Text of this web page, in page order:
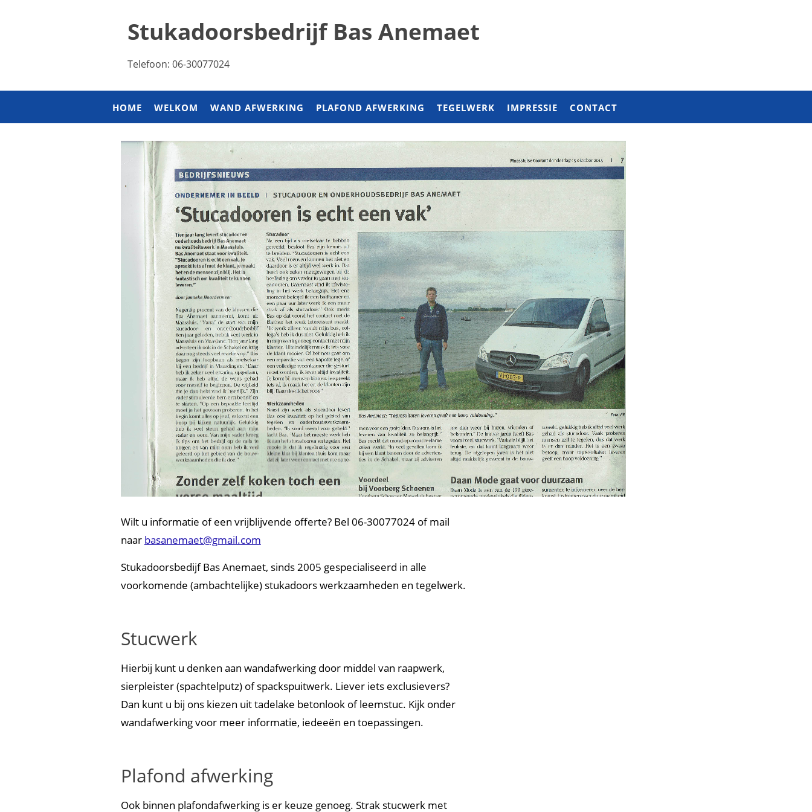
Stukadoorsbedrijf Bas Anemaet
Telefoon: 06-30077024
HOME WELKOM WAND AFWERKING PLAFOND AFWERKING TEGELWERK IMPRESSIE CONTACT
Wilt u informatie of een vrijblijvende offerte? Bel 06-30077024 of mail
naar basanemaet@gmail.com
Stukadoorsbedijf Bas Anemaet, sinds 2005 gespecialiseerd in alle
voorkomende (ambachtelijke) stukadoors werkzaamheden en tegelwerk.
Stucwerk
Hierbij kunt u denken aan wandafwerking door middel van raapwerk,
sierpleister (spachtelputz) of spackspuitwerk. Liever iets exclusievers?
Dan kunt u bij ons kiezen uit tadelake betonlook of leemstuc. Kijk onder
wandafwerking voor meer informatie, iedeeën en toepassingen.
Plafond afwerking
Ook binnen plafondafwerking is er keuze genoeg. Strak stucwerk met